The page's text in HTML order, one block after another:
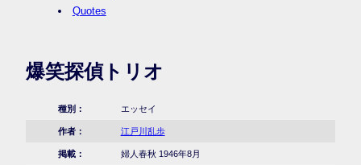
Quotes
爆笑探偵トリオ
種別： エッセイ
作者： 江戸川乱歩
掲載： 婦人春秋 1946年8月